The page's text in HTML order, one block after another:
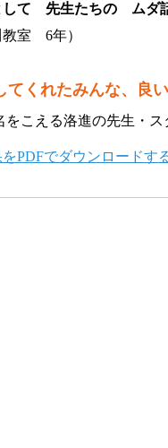
して 先生たちの ムダ
教室 6年）
てくれたみんな、良
をこえる洛進の先生・ス
PDFでダウンロードす